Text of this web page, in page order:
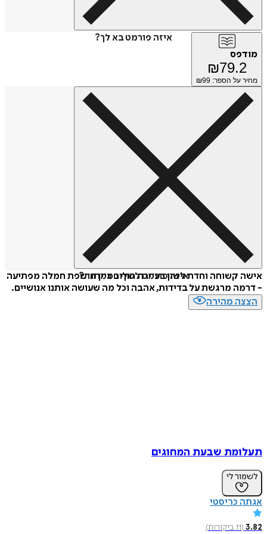
איזה פורמט בא לך?
₪
על הספר: ₪99
איזה פורמט לשלוח כמתנה?
קשוחה וחדת לשון בעיירת חוף במיין חושפת חמלה מפתיעה
מרגשת על בדידות, אהבה וכל מה שעושה אותנו אנושיים.
מהירה
שבעת המחוגים
לי
כריסטי
11 ביקורות)